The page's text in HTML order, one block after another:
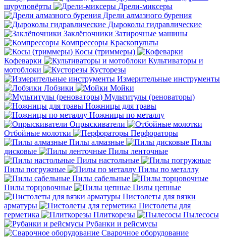
шуруповёрты
Дрели-миксеры
Дрели алмазного бурения
Дыроколы гидравлические
Заклёпочники Затирочные машины
Компрессоры Краскопульты
Косы (триммеры)
Кофеварки
Культиваторы и
мотоблоки
Кусторезы
Измерительные инструменты
Лобзики
Мойки
Мультитулы (реноваторы)
Ножницы для травы
Ножницы по металлу
Опрыскиватели
Отбойные молотки
Перфораторы
Пилы алмазные
Пилы
дисковые
Пилы ленточные
Пилы настольные
Пилы погружные
Пилы по металлу
Пилы сабельные
Пилы торцовочные
Пилы цепные
Пистолеты для вязки
арматуры
Пистолеты для
герметика
Плиткорезы
Пылесосы
Рубанки и рейсмусы
Сварочное оборудование